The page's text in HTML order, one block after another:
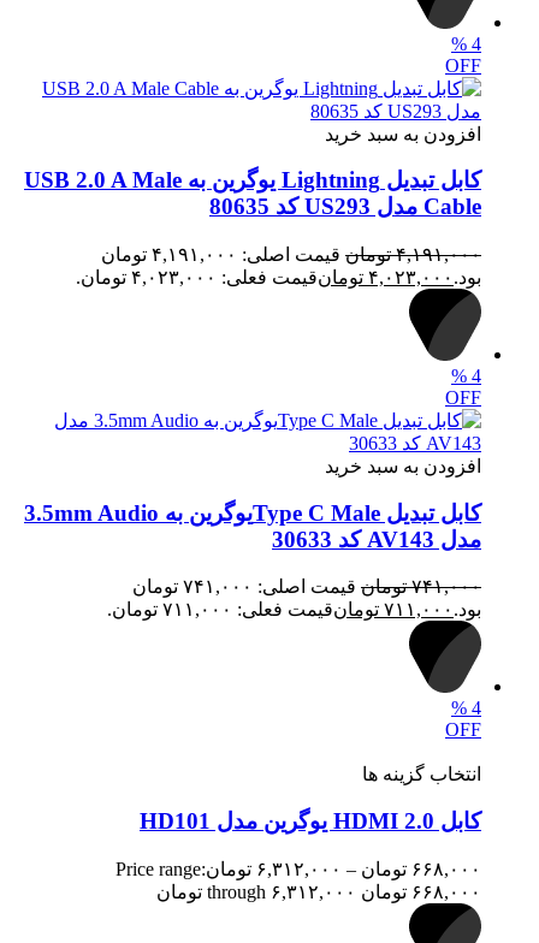
4
%
OFF
افزودن به سبد خرید
کابل تبدیل Lightning یوگرین به USB 2.0 A Male
Cable مدل US293 کد 80635
۴,۱۹۱,۰۰۰ تومان
قیمت اصلی: ۴,۱۹۱,۰۰۰ تومان
بود. ۴,۰۲۳,۰۰۰ تومانقیمت فعلی: ۴,۰۲۳,۰۰۰ تومان.
4
%
OFF
افزودن به سبد خرید
کابل تبدیل Type C Maleیوگرین به 3.5mm Audio
مدل AV143 کد 30633
۷۴۱,۰۰۰ تومان
قیمت اصلی: ۷۴۱,۰۰۰ تومان
بود. ۷۱۱,۰۰۰ تومانقیمت فعلی: ۷۱۱,۰۰۰ تومان.
4
%
OFF
انتخاب گزینه ها
کابل 2.0 HDMI یوگرین مدل HD101
۶۶۸,۰۰۰ تومان – ۶,۳۱۲,۰۰۰ تومانPrice range:
۶۶۸,۰۰۰ تومان through ۶,۳۱۲,۰۰۰ تومان